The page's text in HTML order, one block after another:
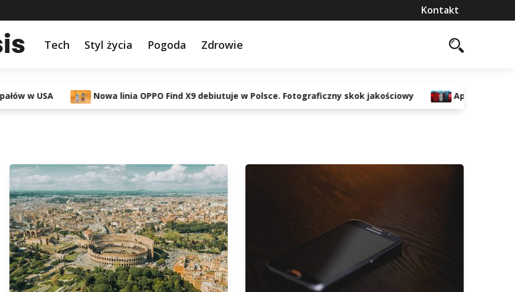
Kontakt
Tech Styl życia Pogoda Zdrowie
Nowa linia OPPO Find X9 debiutuje w Polsce. Fotograficzny skok jakościowy Apple uderza po